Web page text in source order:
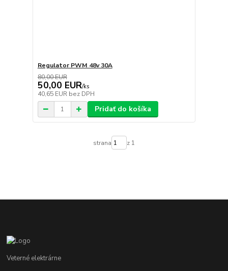
Regulator PWM 48v 30A
80,00 EUR
50,00 EUR/ks
40,65 EUR bez DPH
Pridať do košíka
strana z 1
Veterné elektrárne